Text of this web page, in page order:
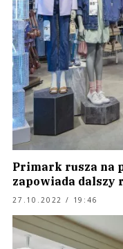
Primark rusza na
zapowiada dalszy
27.10.2022 / 19:46